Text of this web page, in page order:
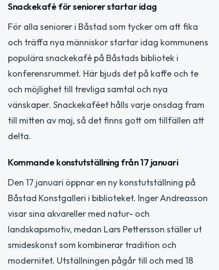
Snackekafé för seniorer startar idag
För alla seniorer i Båstad som tycker om att fika
och träffa nya människor startar idag kommunens
populära snackekafé på Båstads bibliotek i
konferensrummet. Här bjuds det på kaffe och te
och möjlighet till trevliga samtal och nya
vänskaper. Snackekaféet hålls varje onsdag fram
till mitten av maj, så det finns gott om tillfällen att
delta.
Kommande konstutställning från 17 januari
Den 17 januari öppnar en ny konstutställning på
Båstad Konstgalleri i biblioteket. Inger Andreasson
visar sina akvareller med natur- och
landskapsmotiv, medan Lars Pettersson ställer ut
smideskonst som kombinerar tradition och
modernitet. Utställningen pågår till och med 18